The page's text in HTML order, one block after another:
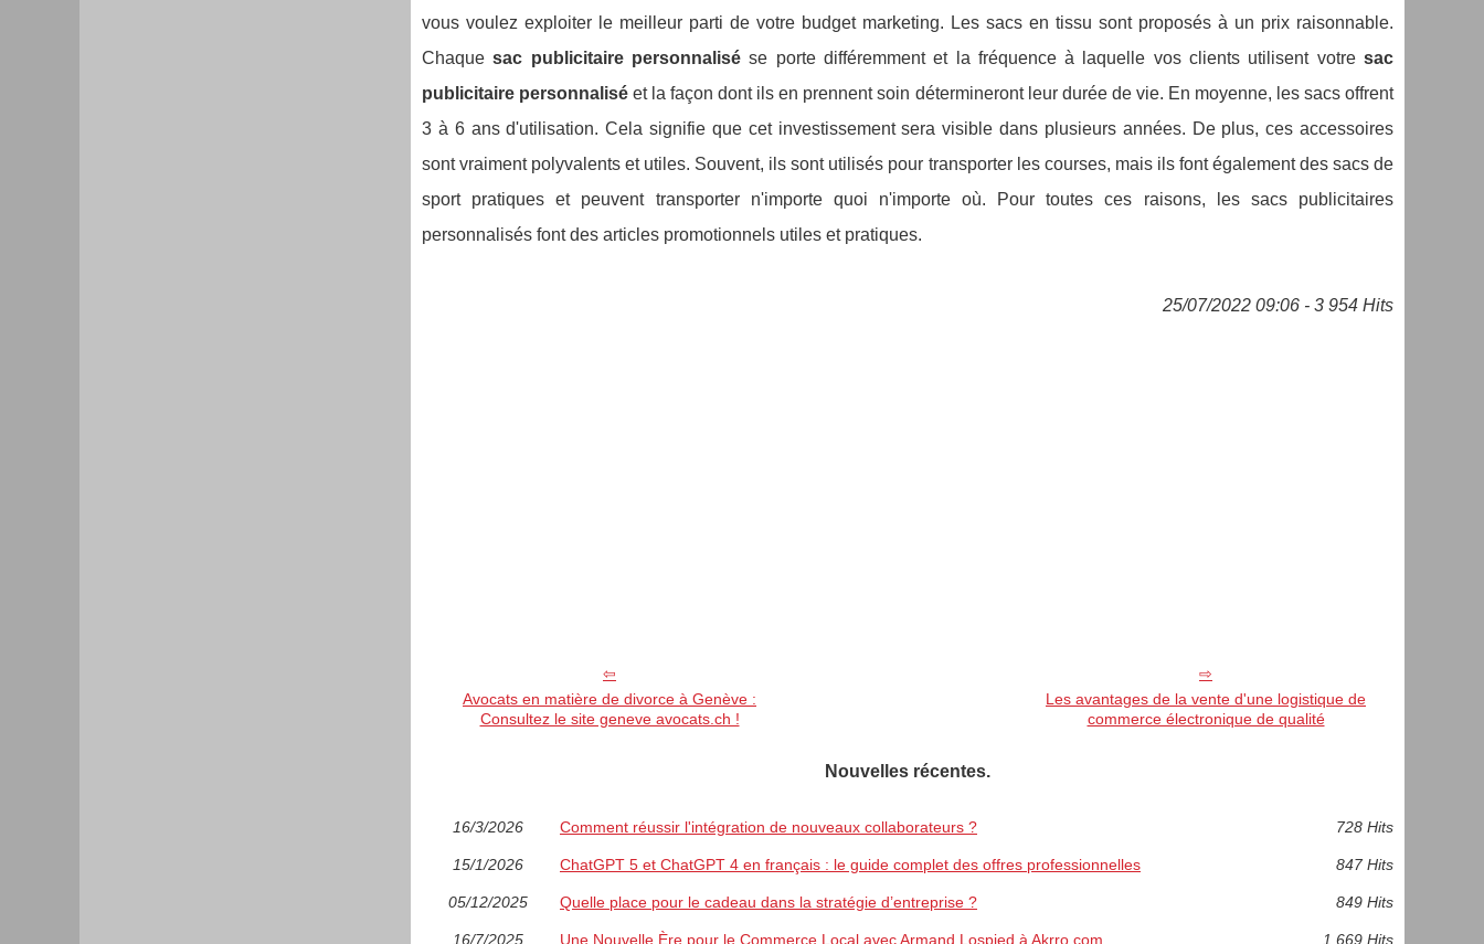
vous voulez exploiter le meilleur parti de votre budget marketing. Les sacs en tissu sont proposés à un prix raisonnable.
Chaquesac publicitaire personnalisése porte différemment et la fréquence à laquelle vos clients utilisent votre sac
publicitaire personnalisé et la façon dont ils en prennent soin détermineront leur durée de vie. En moyenne, les sacs offrent
3 à 6 ans d'utilisation. Cela signifie que cet investissement sera visible dans plusieurs années. De plus, ces accessoires
sont vraiment polyvalents et utiles. Souvent, ils sont utilisés pour transporter les courses, mais ils font également des sacs de
sport pratiques et peuvent transporter n'importe quoi n'importe où. Pour toutes ces raisons, les sacs publicitaires
personnalisés font des articles promotionnels utiles et pratiques.
25/07/2022 09:06 - 3 954 Hits
Avocats en matière de divorce à Genève :
Consultez le site geneve avocats.ch !
Les avantages de la vente d'une logistique de
commerce électronique de qualité
Nouvelles récentes.
16/3/2026 Comment réussir l'intégration de nouveaux collaborateurs ? 728 Hits
15/1/2026 ChatGPT 5 et ChatGPT 4 en français : le guide complet des offres professionnelles 847 Hits
05/12/2025 Quelle place pour le cadeau dans la stratégie d’entreprise ? 849 Hits
16/7/2025 Une Nouvelle Ère pour le Commerce Local avec Armand Lospied à Akrro.com 1 669 Hits